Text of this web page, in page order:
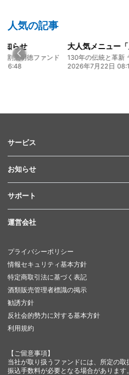
人気の記事
らせ
烹明徳ファンド
2026年7月22日 08:10
サービス
お知らせ
サポート
運営会社
プライバシーポリシー
情報セキュリティ基本方針
特定商取引法に基づく表記
酒類販売管理者標識の掲示
勧誘方針
反社会的勢力に対する基本方針
利用規約
【ご留意事項】
当社が取り扱うファンドには、所定の
振込手数料が必要となる場合がありま